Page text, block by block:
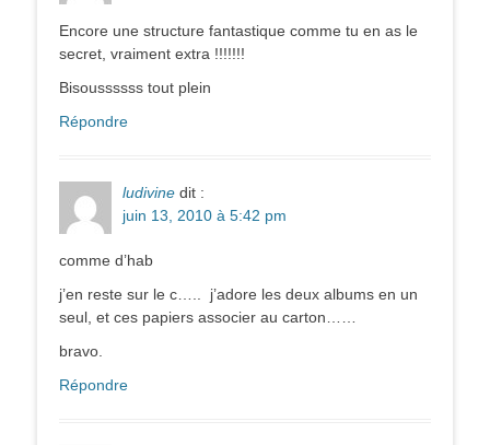
Encore une structure fantastique comme tu en as le
secret, vraiment extra !!!!!!!
Bisoussssss tout plein
Répondre
ludivine dit :
juin 13, 2010 à 5:42 pm
comme d’hab
j’en reste sur le c….. j’adore les deux albums en un
seul, et ces papiers associer au carton……
bravo.
Répondre